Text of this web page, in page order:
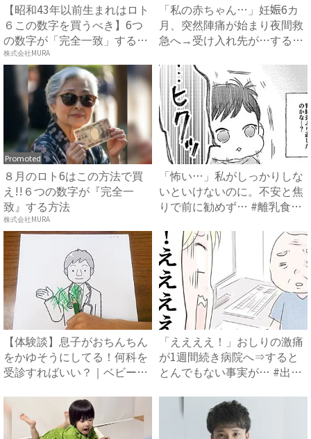
【昭和43年以前生まれはロト
６この数字を買うべき】6つ
の数字が「完全一致」する
方...
株式会社MURA
「私の赤ちゃん…」妊娠6カ
月、突然陣痛が始まり夜間救
急へ→受け入れ先が…すると
Promoted
８月のロト6はこの方法で買
え!!６つの数字が『完全一
致』する方法
株式会社MURA
「怖い…」私がしっかりしな
いといけないのに。不安と焦
りで前に勧めず… #離乳食
【体験談】息子がおちんちん
をかゆそうにしてる！何科を
受診すればいい？｜ベビーカ
「ええええ！」おしりの激痛
が1週間続き病院へ⇒すると
とんでもない事実が… #出